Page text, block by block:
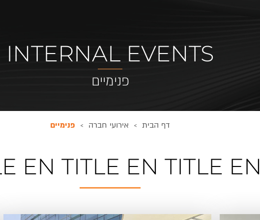
INTERNAL EVENTS
פנימיים
דף הבית > אירועי חברה > פנימיים
EN TITLE EN TITLE EN